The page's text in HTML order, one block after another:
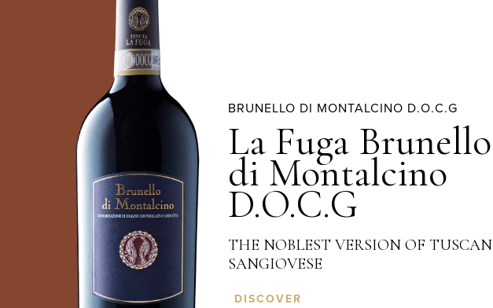
BRUNELLO DI MONTALCINO D.O.C.G
La Fuga Brunello
di Montalcino
D.O.C.G
THE NOBLEST VERSION OF TUSCAN
SANGIOVESE
DISCOVER